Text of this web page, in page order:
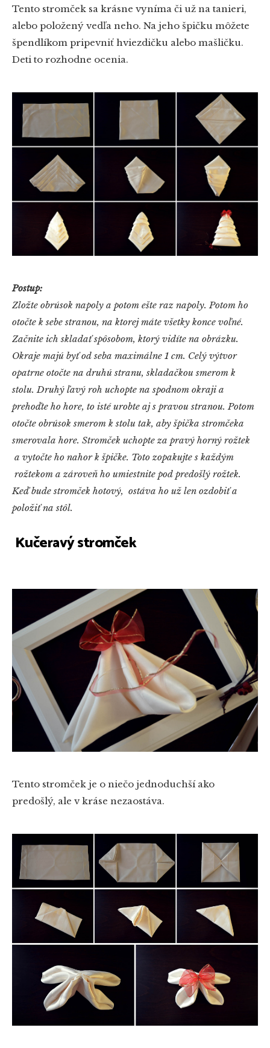
Tento stromček sa krásne vyníma či už na tanieri,
alebo položený vedľa neho. Na jeho špičku môžete
špendlíkom pripevniť hviezdičku alebo mašličku.
Deti to rozhodne ocenia.
Postup:
Zložte obrúsok napoly a potom ešte raz napoly. Potom ho
otočte k sebe stranou, na ktorej máte všetky konce voľné.
Začnite ich skladať spôsobom, ktorý vidíte na obrázku.
Okraje majú byť od seba maximálne 1 cm. Celý výtvor
opatrne otočte na druhú stranu, skladačkou smerom k
stolu. Druhý ľavý roh uchopte na spodnom okraji a
prehoďte ho hore, to isté urobte aj s pravou stranou. Potom
otočte obrúsok smerom k stolu tak, aby špička stromčeka
smerovala hore. Stromček uchopte za pravý horný rožtek
a vytočte ho nahor k špičke. Toto zopakujte s každým
rožtekom a zároveň ho umiestnite pod predošlý rožtek.
Keď bude stromček hotový, ostáva ho už len ozdobiť a
položiť na stôl.
Kučeravý stromček
Tento stromček je o niečo jednoduchší ako
predošlý, ale v kráse nezaostáva.